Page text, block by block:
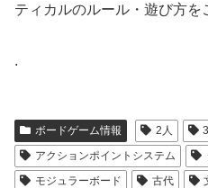
ティカルのルール・遊び方を
.
ボードゲーム情報 2人
アクションポイントシステム
モジュラーボード
古代